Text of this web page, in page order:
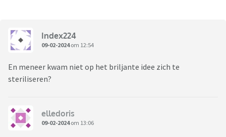
Index224
09-02-2024om 12:54
En meneer kwam niet op het briljante idee zich te
steriliseren?
elledoris
09-02-2024om 13:06